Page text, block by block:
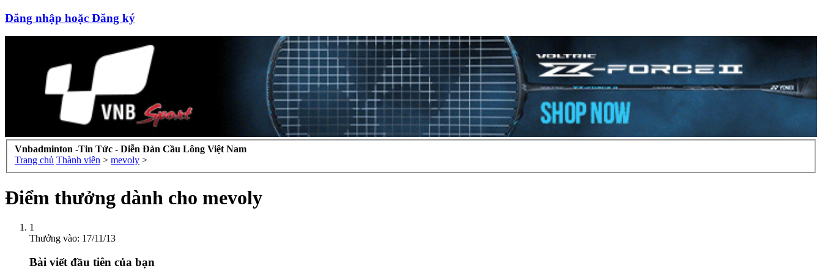
Đăng nhập hoặc Đăng ký
Vnbadminton -Tin Tức - Diễn Đàn Cầu Lông Việt Nam
Trang chủ Thành viên > mevoly >
Điểm thưởng dành cho mevoly
1
Thưởng vào: 17/11/13
Bài viết đầu tiên của bạn